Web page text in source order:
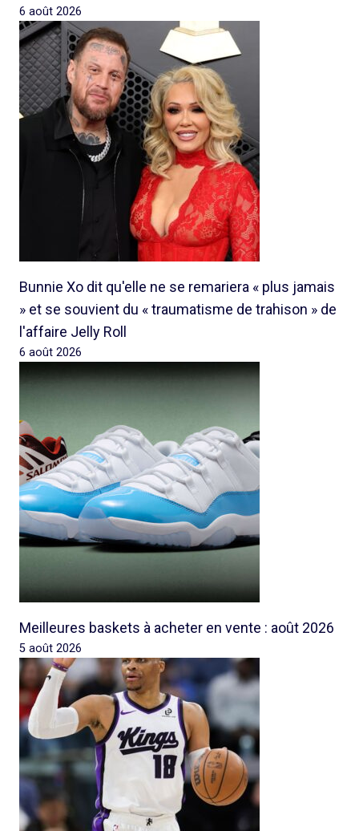
6 août 2026
Bunnie Xo dit qu'elle ne se remariera « plus jamais
» et se souvient du « traumatisme de trahison » de
l'affaire Jelly Roll
6 août 2026
Meilleures baskets à acheter en vente : août 2026
5 août 2026